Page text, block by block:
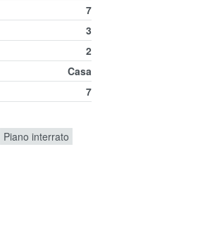
7
3
2
Casa
7
Piano interrato